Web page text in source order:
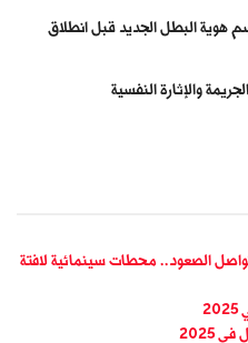
البطل الجديد قبل انطلاق
والإثارة النفسية
الصعود.. محطات سينمائية لافتة
2025